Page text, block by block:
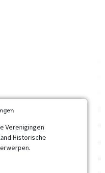
Verenigingen
Historische